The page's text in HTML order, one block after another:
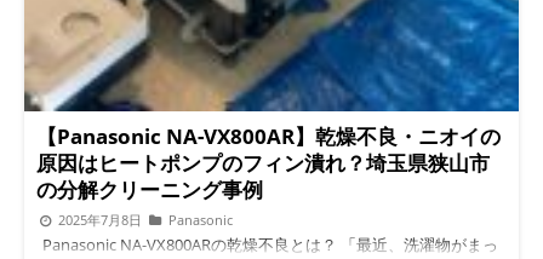
プフィン潰れてる ヒートポンプ交換後 ヒートポンプのフィン潰
れについて詳しく知りたい方はこちら：【Panasonicヒートポン
プフィン潰れ注意】歯ブラシ・割り箸掃除は危険！正しいお手入
れと乾燥不良対策 駆動音の異音もVベルトが原因 ついでに「運転
時のギィーギィー音」も気になるとのことで点検。すると、Vベ
ルト（ドラムを回すゴムの帯）が伸びて劣化していたことが判
明。 こちらも部品を取り寄せて交換し、異音は解消。静かな運
転音に戻りました。 Vベルトは見落とされやすい消耗部品 Vベル
トは見えにくい部分ですが、約5〜7年で緩みやすくなる消耗品で
す。音や回転不良が出た場合、ベルトの点検や交換も視野に入れ
ることをおすすめします。 Vベルト交換 掃除のつもりが逆効果に
【Panasonic NA-VX800AR】乾燥不良・ニオイの
原因はヒートポンプのフィン潰れ？埼玉県狭山市
の分解クリーニング事例
2025年7月8日 Panasonic
Panasonic NA-VX800ARの乾燥不良とは？ 「最近、洗濯物がまっ